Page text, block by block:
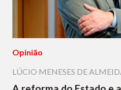
Opinião
LÚCIO MENESES DE